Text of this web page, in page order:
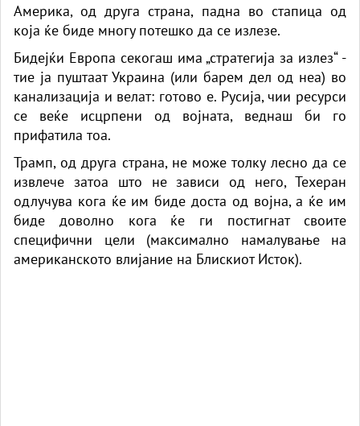
Америка, од друга страна, падна во стапица од
која ќе биде многу потешко да се излезе.
Бидејќи Европа секогаш има „стратегија за излез“ -
тие ја пуштаат Украина (или барем дел од неа) во
канализација и велат: готово е. Русија, чии ресурси
се веќе исцрпени од војната, веднаш би го
прифатила тоа.
Трамп, од друга страна, не може толку лесно да се
извлече затоа што не зависи од него, Техеран
одлучува кога ќе им биде доста од војна, а ќе им
биде доволно кога ќе ги постигнат своите
специфични цели (максимално намалување на
американското влијание на Блискиот Исток).